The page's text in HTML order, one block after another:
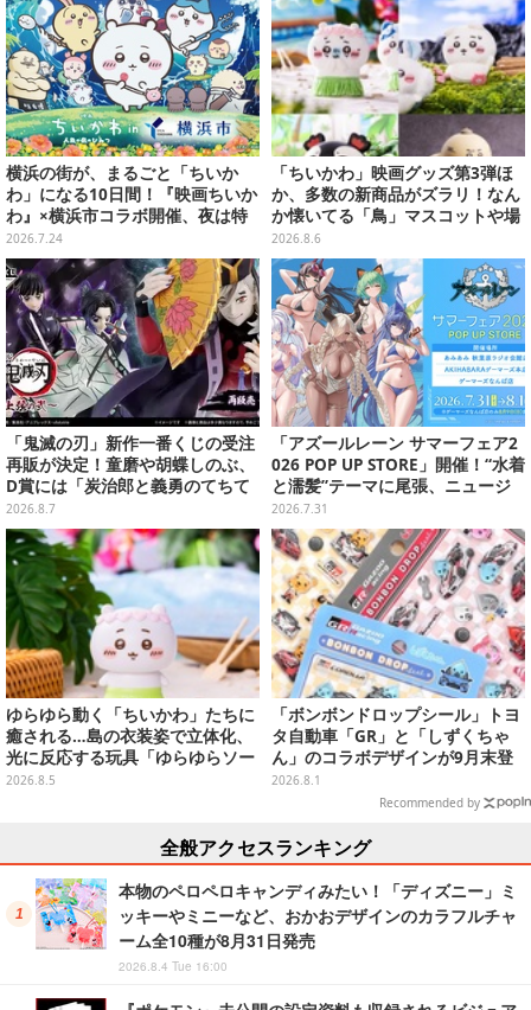
横浜の街が、まるごと「ちいか
わ」になる10日間！『映画ちいか
わ』×横浜市コラボ開催、夜は特
別花火まで
2026.7.24
「ちいかわ」映画グッズ第3弾ほ
か、多数の新商品がズラリ！なん
か懐いてる「鳥」マスコットや場
面写アイテムなど必見のラインナ
ップ
2026.8.6
「鬼滅の刃」新作一番くじの受注
再販が決定！童磨や胡蝶しのぶ、
D賞には「炭治郎と義勇のてちて
ちフィギュア」も
2026.8.7
「アズールレーン サマーフェア2
026 POP UP STORE」開催！“水着
と濡髪”テーマに尾張、ニュージ
ャージーなど新規描き下ろしイラ
ストグッズ販売
2026.7.31
ゆらゆら動く「ちいかわ」たちに
癒される…島の衣装姿で立体化、
光に反応する玩具「ゆらゆらソー
ラー」全8種が全国アミューズメ
2026.8.5
「ボンボンドロップシール」トヨ
タ自動車「GR」と「しずくちゃ
ん」のコラボデザインが9月末登
場！くま吉らも描かれた全4柄
2026.8.1
Recommended by
全般アクセスランキング
本物のペロペロキャンディみたい！「ディズニー」ミ
ッキーやミニーなど、おかおデザインのカラフルチャ
ーム全10種が8月31日発売
2026.8.4 Tue 16:00